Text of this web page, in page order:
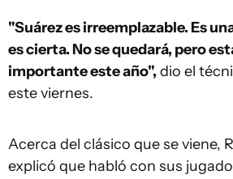
"Suárez es irreemplazable. Es
es cierta. No se quedará, pero
importante este año", dio el
este viernes.
Acerca del clásico que se viene,
explicó que habló con sus